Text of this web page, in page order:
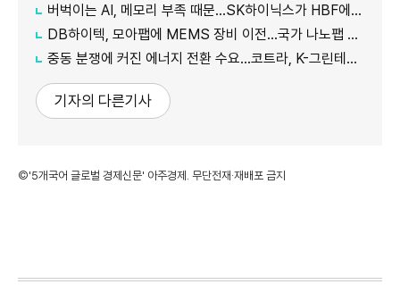
버벅이는 AI, 메모리 부족 때문…SK하이닉스가 HBF에 집중하는 이유
DB하이텍, 모아팹에 MEMS 장비 이전…국가 나노팹 공정 지원
중동 분쟁에 커진 에너지 전환 수요…코트라, K-그린테크 수출길 넓힌다
기자의 다른기사
©'5개국어 글로벌 경제신문' 아주경제. 무단전재·재배포 금지